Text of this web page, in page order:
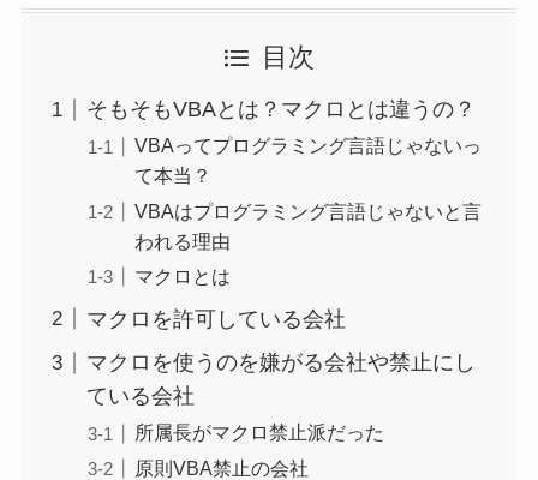
目次
そもそもVBAとは？マクロとは違うの？
VBAってプログラミング言語じゃないっ
て本当？
VBAはプログラミング言語じゃないと言
われる理由
マクロとは
マクロを許可している会社
マクロを使うのを嫌がる会社や禁止にし
ている会社
所属長がマクロ禁止派だった
原則VBA禁止の会社